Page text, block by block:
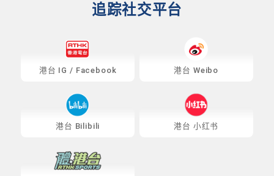
追踪社交平台
港台 IG / Facebook 港台 Weibo
港台 Bilibili 港台 小红书